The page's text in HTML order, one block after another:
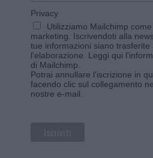
Privacy
Utilizziamo Mailchimp
marketing. Iscrivendoti alla
tue informazioni siano trasferite
l'elaborazione. Leggi qui
di Mailchimp
Potrai annullare l'iscrizione in
facendo clic sul collegamento
nostre e-mail.